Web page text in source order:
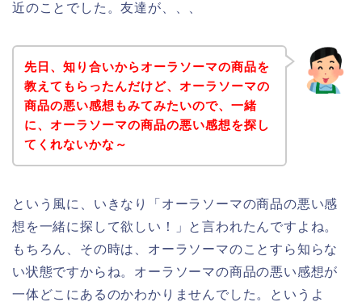
近のことでした。友達が、、、
先日、知り合いからオーラソーマの商品を
教えてもらったんだけど、オーラソーマの
商品の悪い感想もみてみたいので、一緒
に、オーラソーマの商品の悪い感想を探し
てくれないかな～
という風に、いきなり「オーラソーマの商品の悪い感
想を一緒に探して欲しい！」と言われたんですよね。
もちろん、その時は、オーラソーマのことすら知らな
い状態ですからね。オーラソーマの商品の悪い感想が
一体どこにあるのかわかりませんでした。というよ